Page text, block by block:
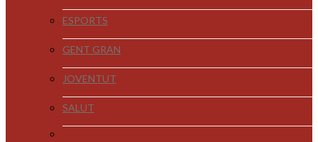
ESPORTS
GENT GRAN
JOVENTUT
SALUT